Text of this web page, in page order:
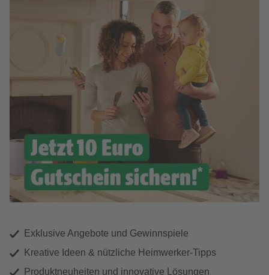
Exklusive Angebote und Gewinnspiele
Kreative Ideen & nützliche Heimwerker-Tipps
Produktneuheiten und innovative Lösungen